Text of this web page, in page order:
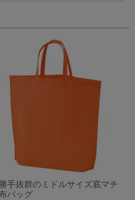
手抜群のミドルサイズ底マチ
バッグ